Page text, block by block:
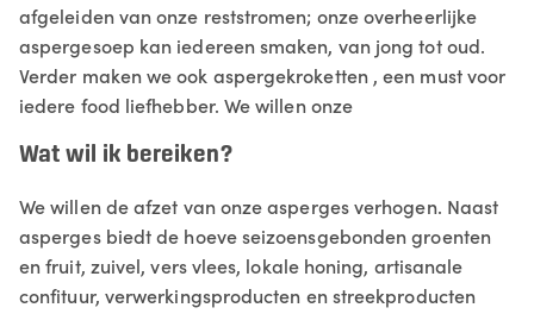
afgeleiden van onze reststromen; onze overheerlijke
aspergesoep kan iedereen smaken, van jong tot oud.
Verder maken we ook aspergekroketten , een must voor
iedere food liefhebber. We willen onze
Wat wil ik bereiken?
We willen de afzet van onze asperges verhogen. Naast
asperges biedt de hoeve seizoensgebonden groenten
en fruit, zuivel, vers vlees, lokale honing, artisanale
confituur, verwerkingsproducten en streekproducten